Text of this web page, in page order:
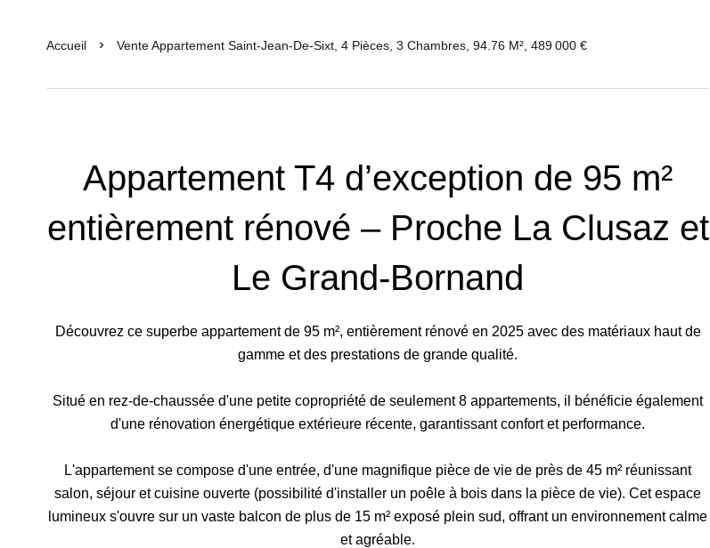
Accueil Vente Appartement Saint-Jean-De-Sixt, 4 Pièces, 3 Chambres, 94.76 M², 489 000 €
Appartement T4 d’exception de 95 m²
entièrement rénové – Proche La Clusaz et
Le Grand-Bornand
Découvrez ce superbe appartement de 95 m², entièrement rénové en 2025 avec des matériaux haut de
gamme et des prestations de grande qualité.
Situé en rez-de-chaussée d'une petite copropriété de seulement 8 appartements, il bénéficie également
d'une rénovation énergétique extérieure récente, garantissant confort et performance.
L'appartement se compose d'une entrée, d'une magnifique pièce de vie de près de 45 m² réunissant
salon, séjour et cuisine ouverte (possibilité d'installer un poêle à bois dans la pièce de vie). Cet espace
lumineux s'ouvre sur un vaste balcon de plus de 15 m² exposé plein sud, offrant un environnement calme
et agréable.